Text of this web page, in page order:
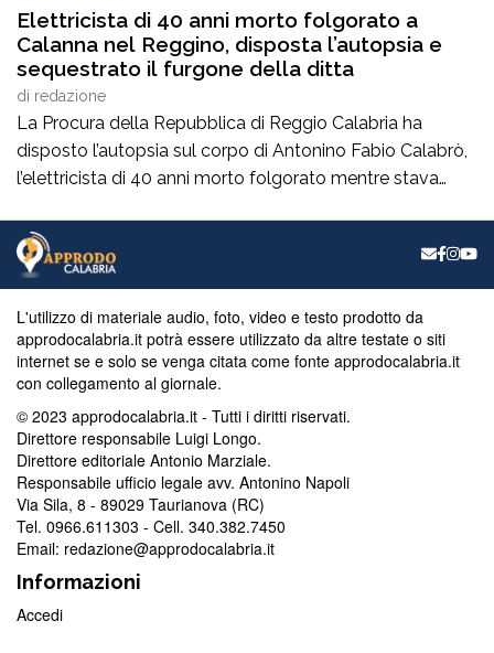
Elettricista di 40 anni morto folgorato a
Calanna nel Reggino, disposta l’autopsia e
sequestrato il furgone della ditta
di redazione
La Procura della Repubblica di Reggio Calabria ha
disposto l’autopsia sul corpo di Antonino Fabio Calabrò,
l’elettricista di 40 anni morto folgorato mentre stava
di Calanna. Le indagini, coordinate dalla Procura guidata
da Giuseppe Borrelli, sono affidate ai carabinieri, che
hanno proceduto anche al sequestro del furgone della
ditta privata per la quale lavorava […]
L'utilizzo di materiale audio, foto, video e testo prodotto da
approdocalabria.it potrà essere utilizzato da altre testate o siti
internet se e solo se venga citata come fonte approdocalabria.it
con collegamento al giornale.
© 2023 approdocalabria.it - Tutti i diritti riservati.
Direttore responsabile Luigi Longo.
Direttore editoriale Antonio Marziale.
Responsabile ufficio legale avv. Antonino Napoli
Via Sila, 8 - 89029 Taurianova (RC)
Tel. 0966.611303 - Cell. 340.382.7450
Email: redazione@approdocalabria.it
Informazioni
Accedi